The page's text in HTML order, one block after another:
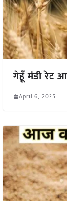
गेहूँ मंडी रेट
April 6, 2025